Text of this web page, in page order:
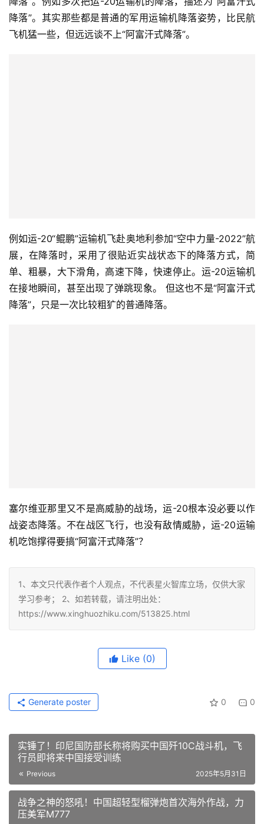
降落”。其实那些都是普通的军用运输机降落姿势，比民航
飞机猛一些，但远远谈不上“阿富汗式降落”。
例如运-20“鲲鹏”运输机飞赴奥地利参加“空中力量-2022”航
展，在降落时，采用了很贴近实战状态下的降落方式，简
单、粗暴，大下滑角，高速下降，快速停止。运-20运输机
在接地瞬间，甚至出现了弹跳现象。 但这也不是“阿富汗式
降落”，只是一次比较粗犷的普通降落。
塞尔维亚那里又不是高威胁的战场，运-20根本没必要以作
战姿态降落。不在战区飞行，也没有敌情威胁，运-20运输
机吃饱撑得要搞“阿富汗式降落”？
1、本文只代表作者个人观点，不代表星火智库立场，仅供大家
学习参考； 2、如若转载，请注明出处：
https://www.xinghuozhiku.com/513825.html
Like (0)
0 0
Generate poster
实锤了！印尼国防部长称将购买中国歼10C战斗机，飞
行员即将来中国接受训练
Previous 2025年5月31日
战争之神的怒吼！中国超轻型榴弹炮首次海外作战，力
压美军M777